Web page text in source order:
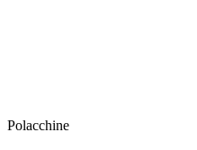
Polacchine